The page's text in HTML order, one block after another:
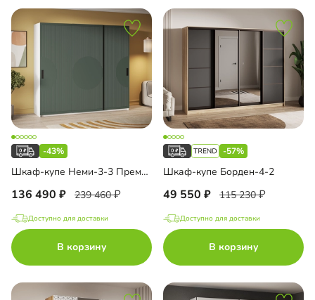
-43%
Шкаф-купе Неми-3-3 Премиум
136 490 239 460
Доступно для доставки
В корзину
-57%
Шкаф-купе Борден-4-2
49 550 115 230
Доступно для доставки
В корзину